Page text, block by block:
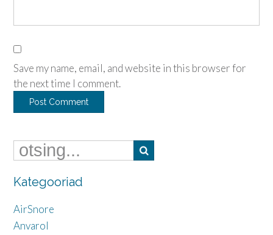
Save my name, email, and website in this browser for
the next time I comment.
Kategooriad
AirSnore
Anvarol